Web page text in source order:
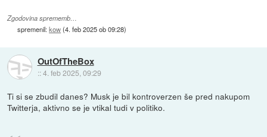
Zgodovina sprememb…
spremenil:kow(4. feb 2025 ob 09:28)
OutOfTheBox
::4. feb 2025, 09:29
Ti si se zbudil danes? Musk je bil kontroverzen še pred nakupom
Twitterja, aktivno se je vtikal tudi v politiko.